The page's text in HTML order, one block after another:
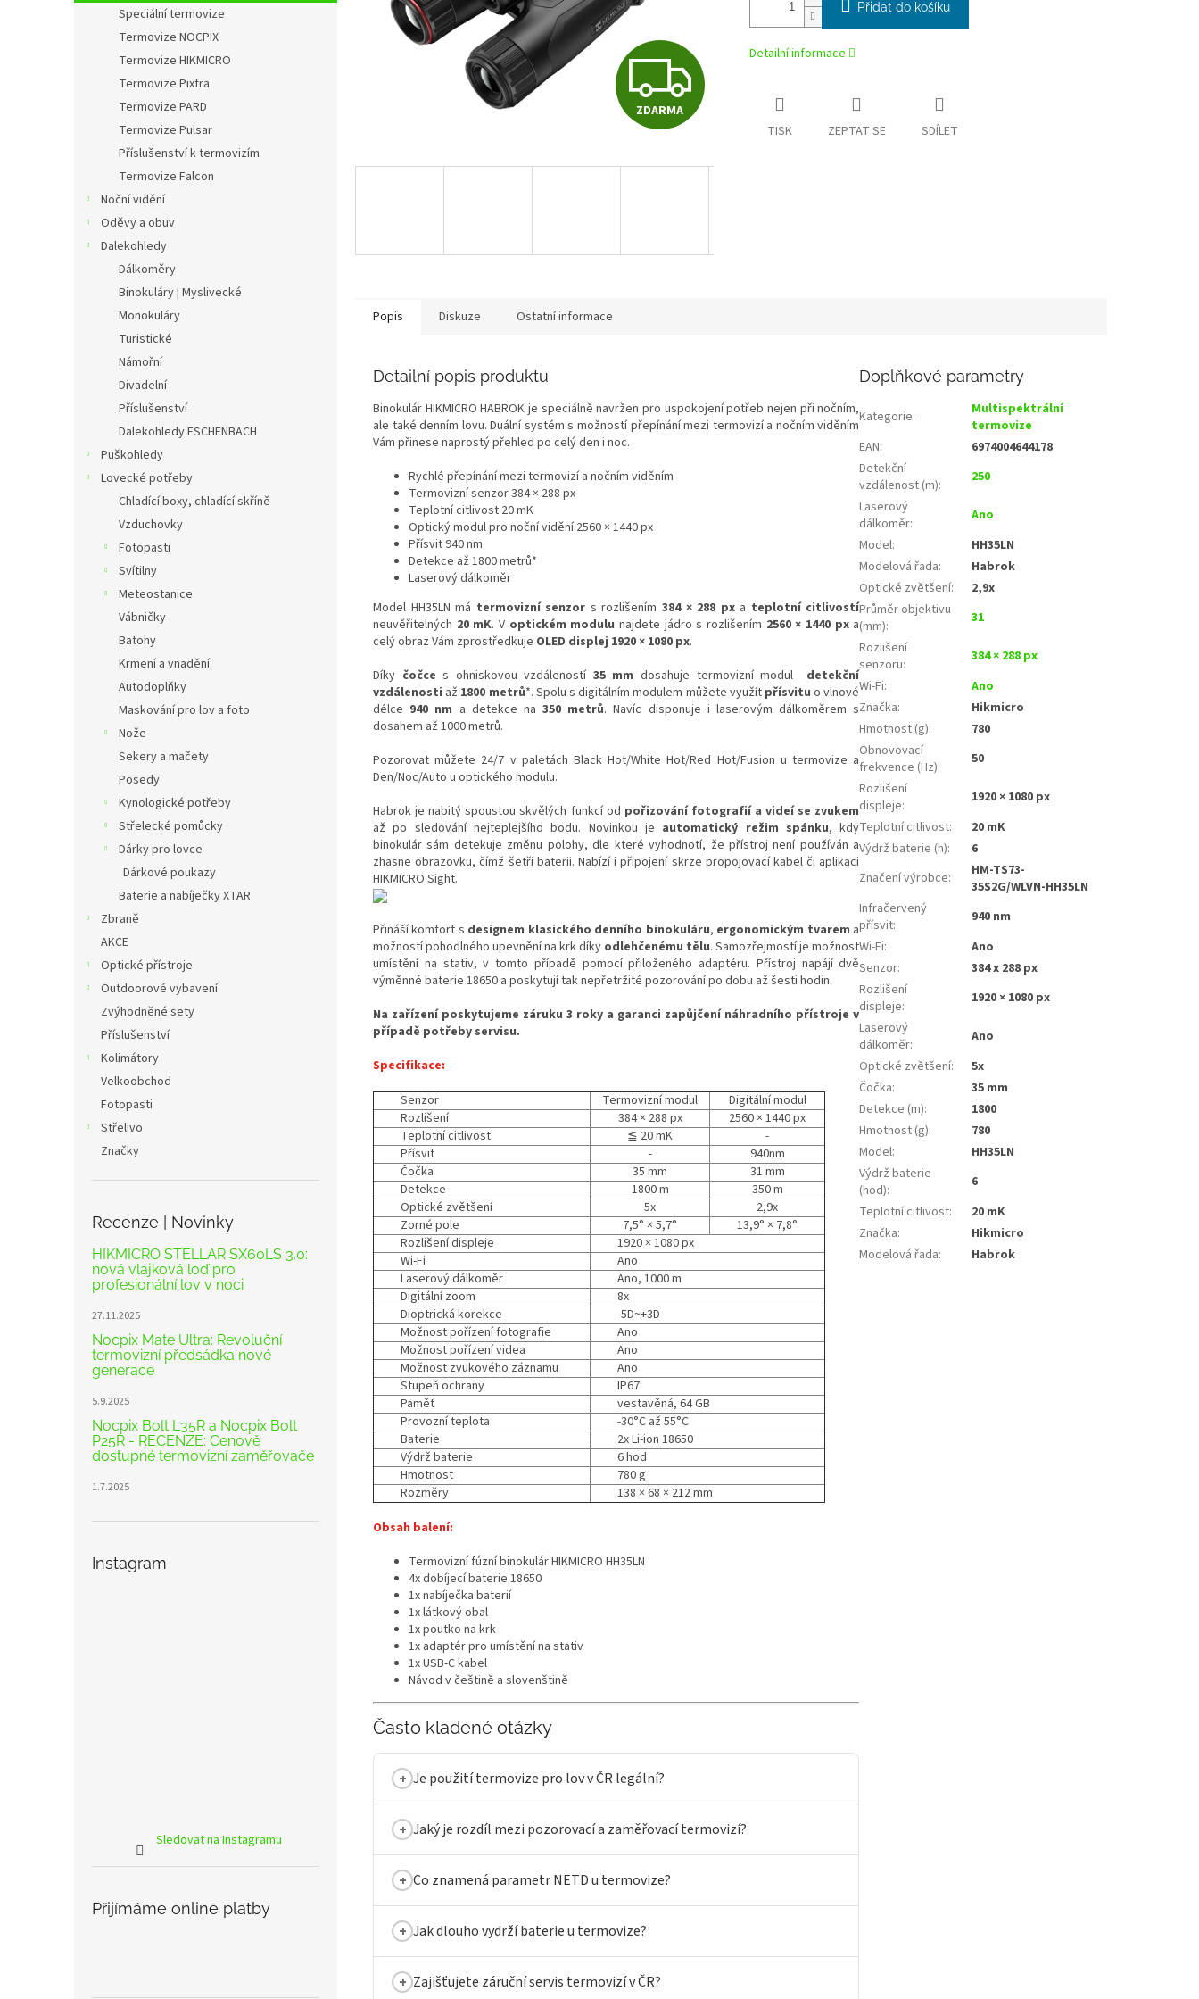
n
Speciální termovize
Termovize NOCPIX
Termovize HIKMICRO
Termovize Pixfra
Termovize PARD
Termovize Pulsar
Příslušenství k termovizím
Termovize Falcon
Noční vidění
Oděvy a obuv
Dalekohledy
Dálkoměry
Binokuláry | Myslivecké
Monokuláry
Turistické
Námořní
Divadelní
Příslušenství
Dalekohledy ESCHENBACH
Puškohledy
Lovecké potřeby
Chladící boxy, chladící skříně
Vzduchovky
Fotopasti
Svítilny
Meteostanice
Vábničky
Batohy
Krmení a vnadění
Autodoplňky
Maskování pro lov a foto
Nože
Sekery a mačety
Posedy
Kynologické potřeby
Střelecké pomůcky
Dárky pro lovce
Dárkové poukazy
Baterie a nabíječky XTAR
Zbraně
AKCE
Optické přístroje
Outdoorové vybavení
Zvýhodněné sety
Příslušenství
Kolimátory
Velkoobchod
Fotopasti
Střelivo
Značky
Recenze | Novinky
HIKMICRO STELLAR SX60LS 3.0:
nová vlajková loď pro
profesionální lov v noci
27.11.2025
Nocpix Mate Ultra: Revoluční
termovizní předsádka nové
generace
5.9.2025
Nocpix Bolt L35R a Nocpix Bolt
P25R - RECENZE: Cenově
dostupné termovizní zaměřovače
1.7.2025
Instagram
Sledovat na Instagramu
Přijímáme online platby
Z
D
R
A
ZDARMA
Přidat do košíku
Detailní informace
TISK ZEPTAT SE SDÍLET
Popis Diskuze Ostatní informace
Detailní popis produktu
Binokulár HIKMICRO HABROK je speciálně navržen pro uspokojení potřeb nejen při nočním,
ale také denním lovu. Duální systém s možností přepínání mezi termovizí a nočním viděním
Vám přinese naprostý přehled po celý den i noc.
Rychlé přepínání mezi termovizí a nočním viděním
Termovizní senzor 384 × 288 px
Teplotní citlivost 20 mK
Optický modul pro noční vidění 2560 × 1440 px
Přísvit 940 nm
Detekce až 1800 metrů*
Laserový dálkoměr
Model HH35LN má termovizní senzor s rozlišením 384 × 288 pxa teplotní citlivostí
neuvěřitelných 20 mK. V optickém modulu najdete jádro s rozlišením 2560 × 1440 pxa
celý obraz Vám zprostředkuje OLED displej 1920 × 1080 px.
Díky čočce s ohniskovou vzdáleností35 mmdosahuje termovizní modul detekční
vzdálenosti až 1800 metrů*. Spolu s digitálním modulem můžete využít přísvitu o vlnové
délce 940 nm a detekce na350 metrů. Navíc disponuje i laserovým dálkoměrem s
dosahem až 1000 metrů.
Pozorovat můžete 24/7 v paletách Black Hot/White Hot/Red Hot/Fusion u termovize a
Den/Noc/Auto u optického modulu.
Habrok je nabitý spoustou skvělých funkcí od pořizování fotografií a videí se zvukem
až po sledování nejteplejšího bodu. Novinkou je automatický režim spánku, kdy
binokulár sám detekuje změnu polohy, dle které vyhodnotí, že přístroj není používán a
zhasne obrazovku, čímž šetří baterii. Nabízí i připojení skrze propojovací kabel či aplikaci
HIKMICRO Sight.
Přináší komfort s designem klasického denního binokuláru, ergonomickým tvarem a
možností pohodlného upevnění na krk díky odlehčenému tělu. Samozřejmostí je možnost
umístění na stativ, v tomto případě pomocí přiloženého adaptéru. Přístroj napájí dvě
výměnné baterie 18650 a poskytují tak nepřetržité pozorování po dobu až šesti hodin.
Na zařízení poskytujeme záruku 3 roky a garanci zapůjčení náhradního přístroje v
případě potřeby servisu.
Specifikace:
Senzor
Termovizní modul
Digitální modul
Rozlišení
384 × 288 px
2560 × 1440 px
Teplotní citlivost
≦ 20 mK
-
Přísvit
-
940nm
Čočka
35 mm
31 mm
Detekce
1800 m
350 m
Optické zvětšení
5x
2,9x
Zorné pole
7,5° × 5,7°
13,9° × 7,8°
Rozlišení displeje
1920 × 1080 px
Wi-Fi
Ano
Laserový dálkoměr
Ano, 1000 m
Digitální zoom
8x
Dioptrická korekce
-5D~+3D
Možnost pořízení fotografie
Ano
Možnost pořízení videa
Ano
Možnost zvukového záznamu
Ano
Stupeň ochrany
IP67
Paměť
vestavěná, 64 GB
Provozní teplota
-30°C až 55°C
Baterie
2x Li-ion 18650
Výdrž baterie
6 hod
Hmotnost
780 g
Rozměry
138 × 68 × 212 mm
Obsah balení:
Termovizní fúzní binokulár HIKMICRO HH35LN
4x dobíjecí baterie 18650
1x nabíječka baterií
1x látkový obal
1x poutko na krk
1x adaptér pro umístění na stativ
1x USB-C kabel
Návod v češtině a slovenštině
Často kladené otázky
Je použití termovize pro lov v ČR legální?
Jaký je rozdíl mezi pozorovací a zaměřovací termovizí?
Co znamená parametr NETD u termovize?
Jak dlouho vydrží baterie u termovize?
Zajišťujete záruční servis termovizí v ČR?
Doplňkové parametry
Kategorie:
Multispektrální
termovize
EAN:
6974004644178
Detekční
vzdálenost (m):
250
Laserový
dálkoměr:
Ano
Model:
HH35LN
Modelová řada:
Habrok
Optické zvětšení:
2,9x
Průměr objektivu
(mm):
31
Rozlišení
senzoru:
384 × 288 px
Wi‑Fi:
Ano
Značka:
Hikmicro
Hmotnost (g):
780
Obnovovací
frekvence (Hz):
50
Rozlišení
displeje:
1920 × 1080 px
Teplotní citlivost:
20 mK
Výdrž baterie (h):
6
Značení výrobce:
HM-TS73-
35S2G/WLVN-HH35LN
Infračervený
přísvit:
940 nm
Wi-Fi:
Ano
Senzor:
384 x 288 px
Rozlišení
displeje:
1920 × 1080 px
Laserový
dálkoměr:
Ano
Optické zvětšení:
5x
Čočka:
35 mm
Detekce (m):
1800
Hmotnost (g):
780
Model:
HH35LN
Výdrž baterie
(hod):
6
Teplotní citlivost:
20 mK
Značka:
Hikmicro
Modelová řada: Habrok